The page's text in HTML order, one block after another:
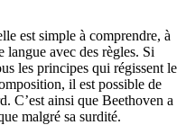
est simple à comprendre, à
avec des règles. Si
les principes qui régissent le
il est possible de
C’est ainsi que Beethoven a
malgré sa surdité.